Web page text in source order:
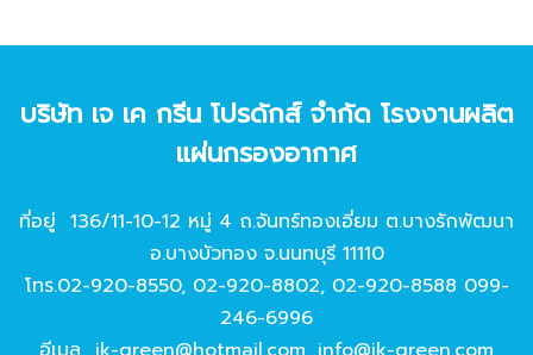
บริษัท เจ เค กรีน โปรดักส์ จํากัด โรงงานผลิต
แผ่นกรองอากาศ
ที่อยู่ 136/11-10-12 หมู่ 4 ถ.จันทร์ทองเอี่ยม ต.บางรักพัฒนา
อ.บางบัวทอง จ.นนทบุรี 11110
โทร.02-920-8550, 02-920-8802, 02-920-8588 099-
246-6996